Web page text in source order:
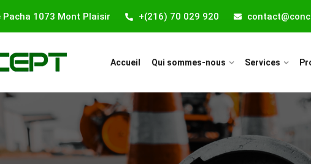
Pacha 1073 Mont Plaisir +(216) 70 029 920
Accueil Qui sommes-nous Services